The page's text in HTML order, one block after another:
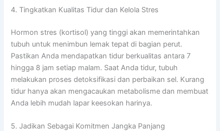
4. Tingkatkan Kualitas Tidur dan Kelola Stres
Hormon stres (kortisol) yang tinggi akan memerintahkan
tubuh untuk menimbun lemak tepat di bagian perut.
Pastikan Anda mendapatkan tidur berkualitas antara 7
hingga 8 jam setiap malam. Saat Anda tidur, tubuh
melakukan proses detoksifikasi dan perbaikan sel. Kurang
tidur hanya akan mengacaukan metabolisme dan membuat
Anda lebih mudah lapar keesokan harinya.
5. Jadikan Sebagai Komitmen Jangka Panjang